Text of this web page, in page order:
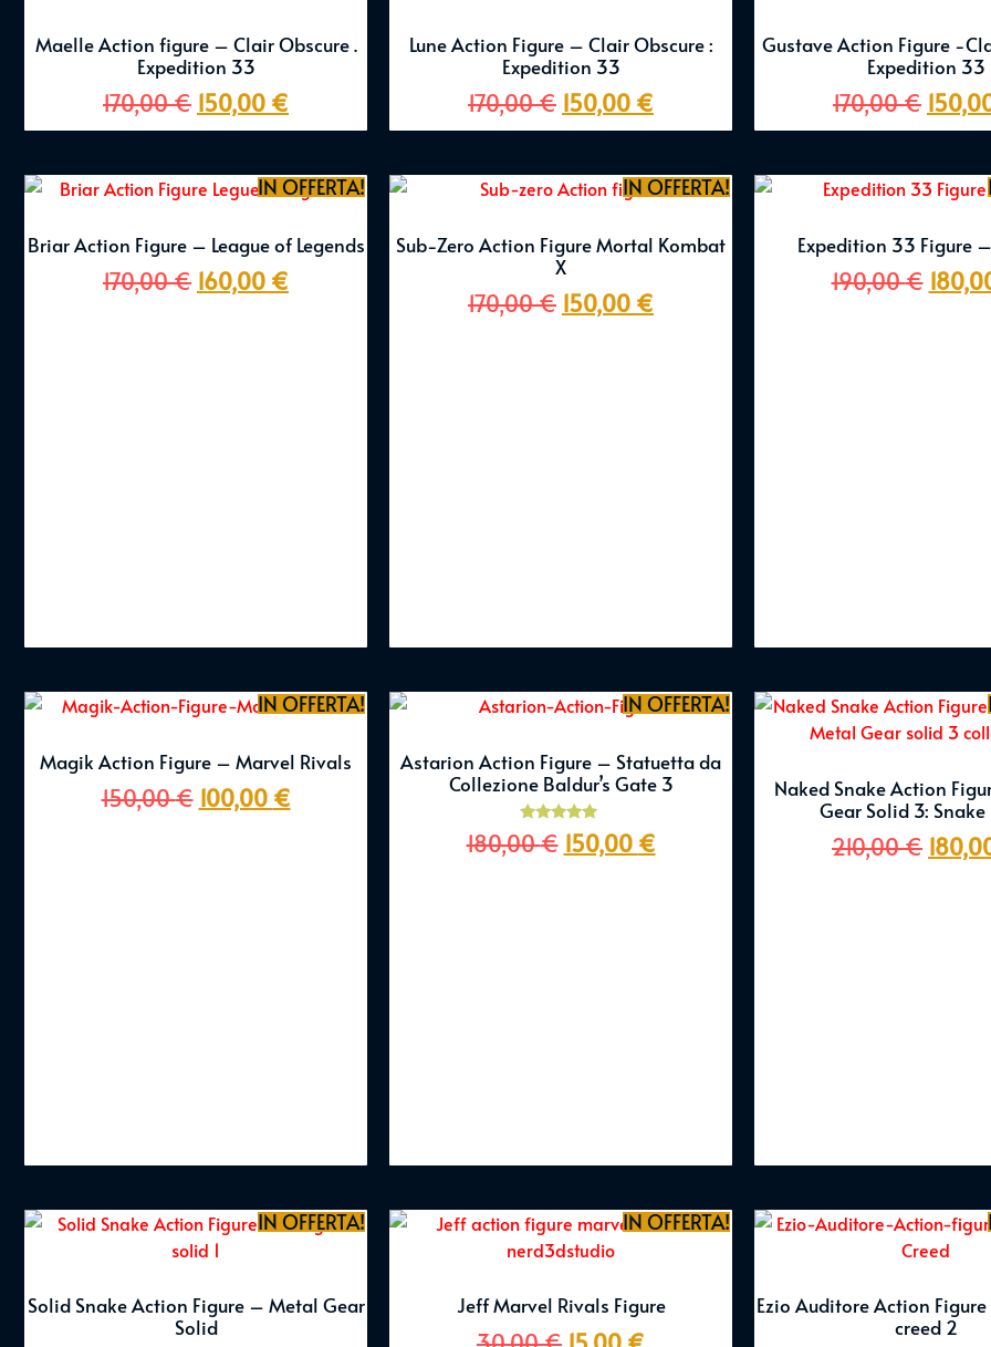
Maelle Action figure – Clair Obscure .
Expedition 33
170,00€ 150,00 €
Lune Action Figure – Clair Obscure :
Expedition 33
170,00€ 150,00 €
Gustave Action Figure -
Expedition 33
170,00€
IN OFFERTA!
Briar Action Figure – League of Legends
170,00€ 160,00 €
IN OFFERTA!
Sub-Zero Action Figure Mortal Kombat
X
170,00€ 150,00 €
Expedition 33 Figure
190,00€
IN OFFERTA!
Magik Action Figure – Marvel Rivals
150,00€ 100,00 €
IN OFFERTA!
Astarion Action Figure – Statuetta da
Collezione Baldur’s Gate 3
Valutato
5.00
180,00€ 150,00 €
Naked Snake Action
Gear Solid 3: Snake
210,00€
IN OFFERTA!
Solid Snake Action Figure – Metal Gear
Solid
IN OFFERTA!
Jeff Marvel Rivals Figure
Ezio Auditore Action
creed 2